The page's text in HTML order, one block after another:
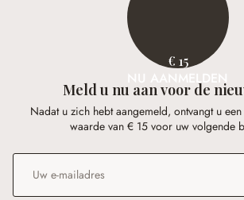
€ 15
NU AANMELDEN
Meld u nu aan voor de
Nadat u zich hebt aangemeld, ontvangt u
waarde van € 15 voor uw volgende
E-mailadres*